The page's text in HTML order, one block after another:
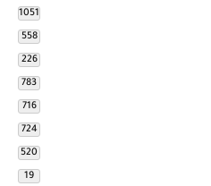
1051
558
226
783
716
724
520
19